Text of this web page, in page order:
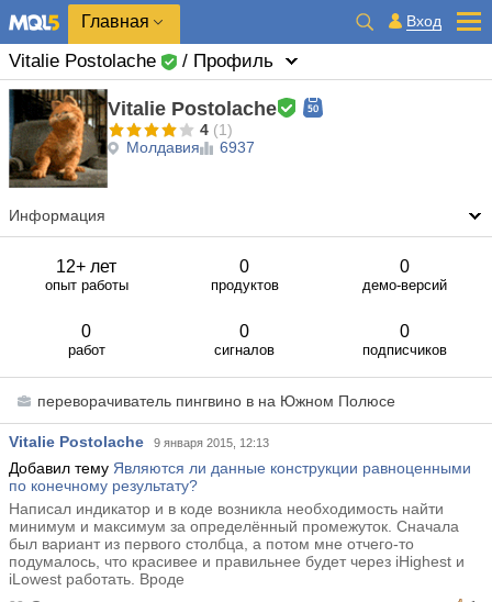
Главная Вход
Vitalie Postolache / Профиль
Vitalie Postolache
Молдавия 6937
4 (1)
Информация
12+ лет
опыт работы
0
продуктов
0
демо-версий
0
работ
0
сигналов
0
подписчиков
переворачиватель пингвино в на Южном Полюсе
Vitalie Postolache 9 января 2015, 12:13
Добавил тему Являются ли данные конструкции равноценными
по конечному результату?
Написал индикатор и в коде возникла необходимость найти
минимум и максимум за определённый промежуток. Сначала
был вариант из первого столбца, а потом мне отчего-то
подумалось, что красивее и правильнее будет через iHighest и
iLowest работать. Вроде